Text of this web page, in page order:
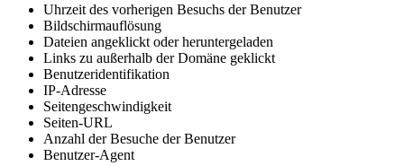
Uhrzeit des vorherigen Besuchs der Benutzer
Bildschirmauflösung
Dateien angeklickt oder heruntergeladen
Links zu außerhalb der Domäne geklickt
Benutzeridentifikation
IP-Adresse
Seitengeschwindigkeit
Seiten-URL
Anzahl der Besuche der Benutzer
Benutzer-Agent